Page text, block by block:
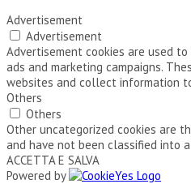
Advertisement
Advertisement
Advertisement cookies are used
ads and marketing campaigns.
websites and collect information
Others
Others
Other uncategorized cookies are
and have not been classified into
ACCETTA E SALVA
Powered by